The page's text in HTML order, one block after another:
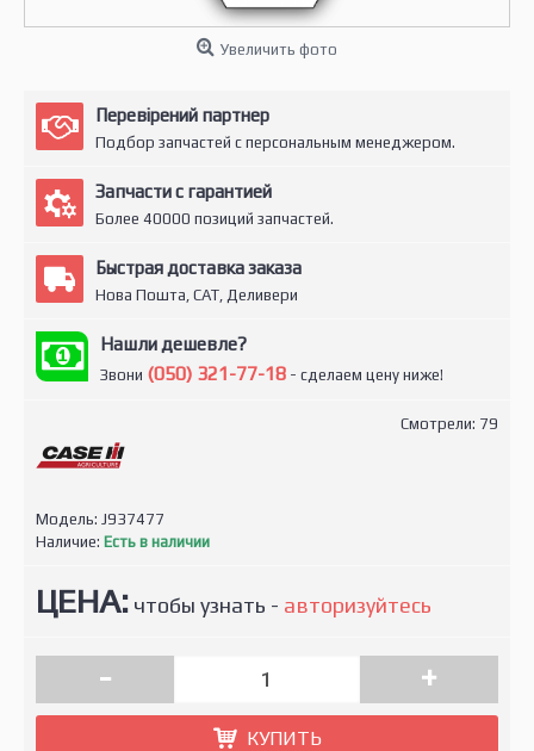
Увеличить фото
Перевірений партнер
Подбор запчастей с персональным менеджером.
Запчасти с гарантией
Более 40000 позиций запчастей.
Быстрая доставка заказа
Нова Пошта, САТ, Деливери
Нашли дешевле?
Звони (050) 321-77-18 - сделаем цену ниже!
Смотрели: 79
Модель: J937477
Наличие: Есть в наличии
ЦЕНА: чтобы узнать - авторизуйтесь
- +
КУПИТЬ